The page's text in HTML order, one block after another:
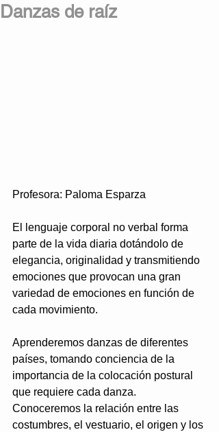
Danzas de raíz
Profesora: Paloma Esparza
El lenguaje corporal no verbal forma
parte de la vida diaria dotándolo de
elegancia, originalidad y transmitiendo
emociones que provocan una gran
variedad de emociones en función de
cada movimiento.
Aprenderemos danzas de diferentes
países, tomando conciencia de la
importancia de la colocación postural
que requiere cada danza.
Conoceremos la relación entre las
costumbres, el vestuario, el origen y los